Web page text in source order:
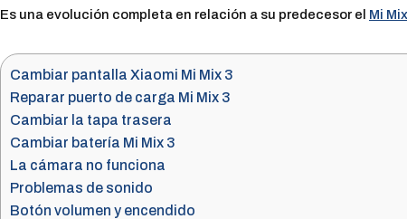
Es una evolución completa en relación a su predecesor el Mi
Cambiar pantalla Xiaomi Mi Mix 3
Reparar puerto de carga Mi Mix 3
Cambiar la tapa trasera
Cambiar batería Mi Mix 3
La cámara no funciona
Problemas de sonido
Botón volumen y encendido